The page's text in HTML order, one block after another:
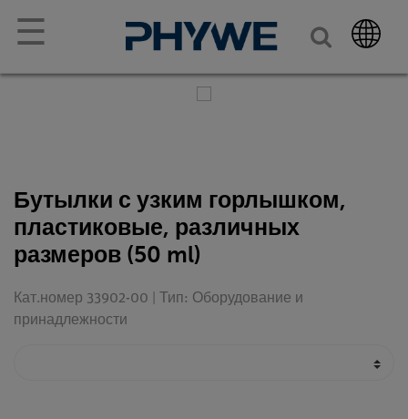
☰
Бутылки с узким горлышком,
пластиковые, различных
размеров (50 ml)
Кат.номер 33902-00 | Тип: Оборудование и
принадлежности